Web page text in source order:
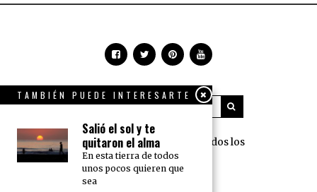
360 Grados Press © 2018 Todos los
derechos reservados.
TAMBIÉN PUEDE INTERESARTE
Salió el sol y te
quitaron el alma
En esta tierra de todos
unos pocos quieren que
sea